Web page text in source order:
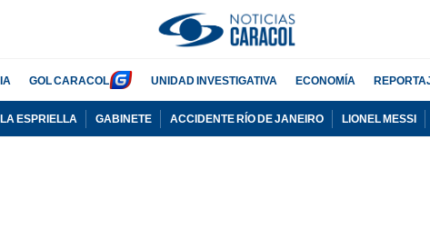
GOL CARACOL UNIDAD INVESTIGATIVA ECONOMÍA
ESPRIELLA GABINETE ACCIDENTE RÍO DE JANEIRO LIONEL MESSI